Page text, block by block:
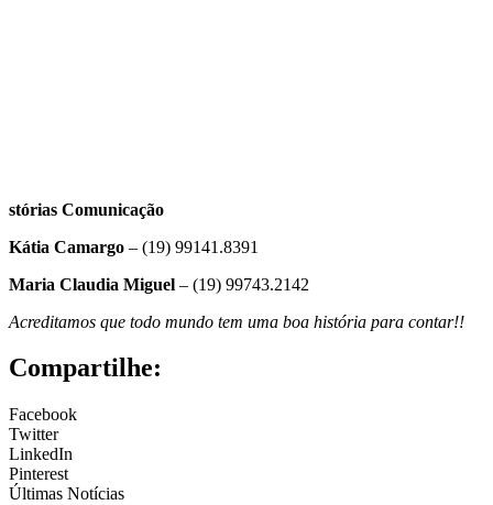
stórias Comunicação
Kátia Camargo – (19) 99141.8391
Maria Claudia Miguel – (19) 99743.2142
Acreditamos que todo mundo tem uma boa história para contar!!
Compartilhe:
Facebook
Twitter
LinkedIn
Pinterest
Últimas Notícias